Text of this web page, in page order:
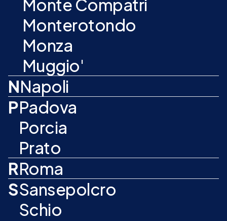
Monte Compatri
Monterotondo
Monza
Muggio'
NNapoli
PPadova
Porcia
Prato
RRoma
SSansepolcro
Schio